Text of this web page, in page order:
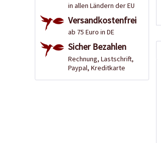
in allen Ländern der EU
Versandkostenfrei
ab 75 Euro in DE
Sicher Bezahlen
Rechnung, Lastschrift,
Paypal, Kreditkarte